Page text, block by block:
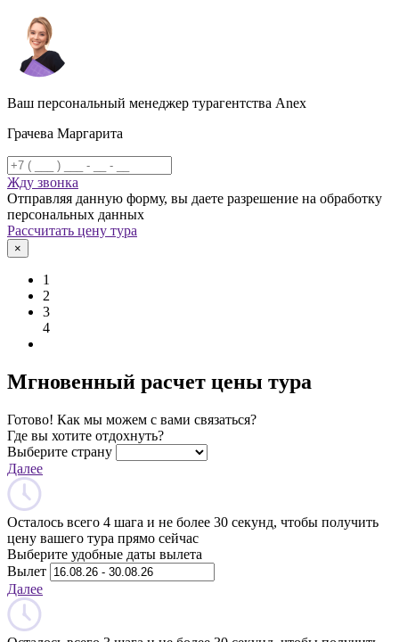
Ваш персональный менеджер турагентства Anex
Грачева Маргарита
Жду звонка
Отправляя данную форму, вы даете разрешение на обработку
персональных данных
Рассчитать цену тура
×
1
2
3
4
Мгновенный расчет цены тура
Готово! Как мы можем с вами связаться?
Где вы хотите отдохнуть?
Выберите страну
Далее
Осталось всего 4 шага и не более 30 секунд, чтобы получить
цену вашего тура прямо сейчас
Выберите удобные даты вылета
Вылет
Далее